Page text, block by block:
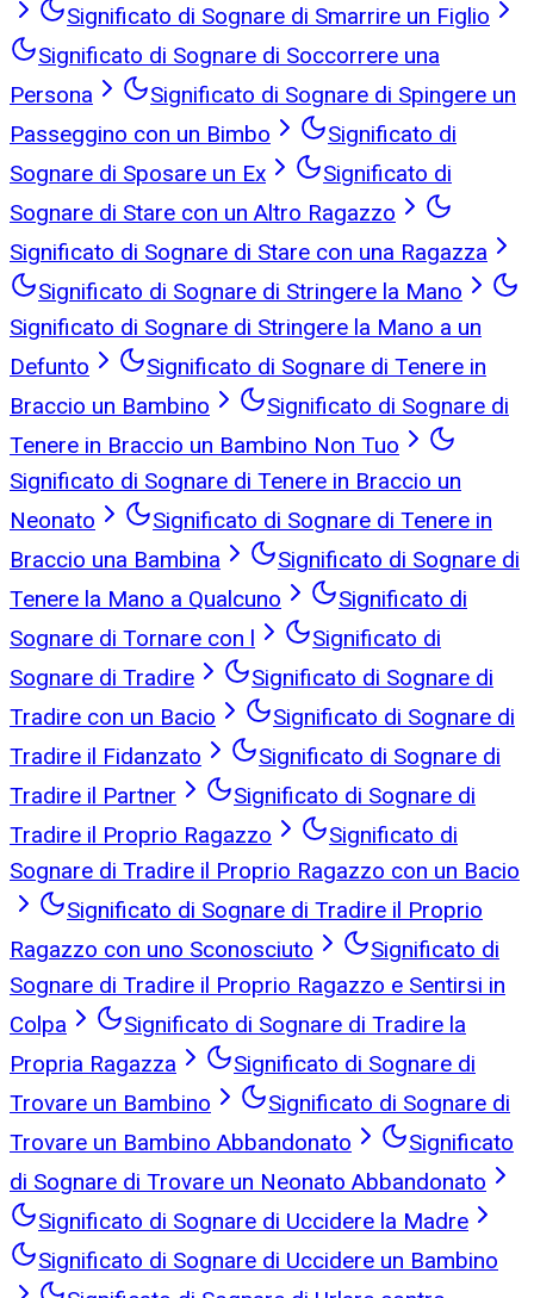
Significato di Sognare di Smarrire un Figlio
Significato di Sognare di Soccorrere una
Persona
Significato di Sognare di Spingere un
Passeggino con un Bimbo
Significato di
Sognare di Sposare un Ex
Significato di
Sognare di Stare con un Altro Ragazzo
Significato di Sognare di Stare con una Ragazza
Significato di Sognare di Stringere la Mano
Significato di Sognare di Stringere la Mano a un
Defunto
Significato di Sognare di Tenere in
Braccio un Bambino
Significato di Sognare di
Tenere in Braccio un Bambino Non Tuo
Significato di Sognare di Tenere in Braccio un
Neonato
Significato di Sognare di Tenere in
Braccio una Bambina
Significato di Sognare di
Tenere la Mano a Qualcuno
Significato di
Sognare di Tornare con l
Significato di
Sognare di Tradire
Significato di Sognare di
Tradire con un Bacio
Significato di Sognare di
Tradire il Fidanzato
Significato di Sognare di
Tradire il Partner
Significato di Sognare di
Tradire il Proprio Ragazzo
Significato di
Sognare di Tradire il Proprio Ragazzo con un Bacio
Significato di Sognare di Tradire il Proprio
Ragazzo con uno Sconosciuto
Significato di
Sognare di Tradire il Proprio Ragazzo e Sentirsi in
Colpa
Significato di Sognare di Tradire la
Propria Ragazza
Significato di Sognare di
Trovare un Bambino
Significato di Sognare di
Trovare un Bambino Abbandonato
Significato
di Sognare di Trovare un Neonato Abbandonato
Significato di Sognare di Uccidere la Madre
Significato di Sognare di Uccidere un Bambino